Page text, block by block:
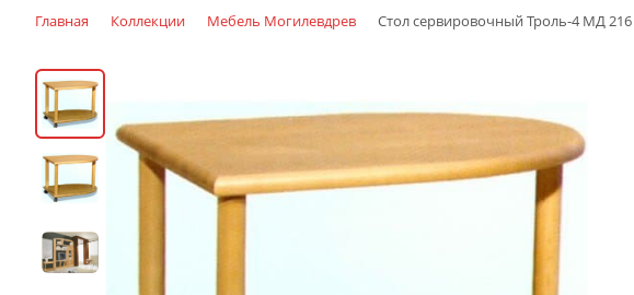
Главная Коллекции Мебель Могилевдрев Стол сервировочный Троль-4 МД 216